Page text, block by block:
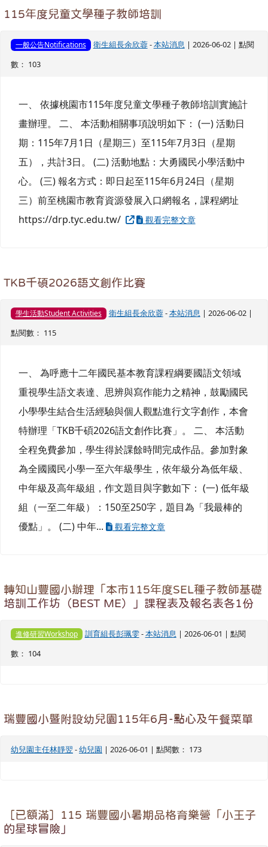
115年度兒童文學種子教師培訓
一般公告Notifications 衛生組長余欣蓉-本站消息 | 2026-06-02 | 點閱
數： 103
一、 依據桃園市115年度兒童文學種子教師培訓實施計
畫辦理。 二、 本活動相關事項說明如下： (一) 活動日
期：115年7月1日（星期三）至115年7月3日（星期
五），共計3日。 (二) 活動地點：大勇國民小學活動中
心。 (三) 報名方式：即日起至115年6月24日（星期
三）前至桃園市教育資源發展入口網報名，課程網址
https://drp.tyc.edu.tw/
觀看完整文章
TKB千碩2026語文創作比賽
學生活動Student Activities 衛生組長余欣蓉-本站消息 | 2026-06-02 |
點閱數： 115
一、 為呼應十二年國民基本教育課程綱要國語文領域
重視學生語文表達、思辨與寫作能力之精神，鼓勵國民
小學學生結合生活經驗與個人觀點進行文字創作，本會
特辦理「TKB千碩2026語文創作比賽」。 二、 本活動
全程免費參加，學生得於課餘時間完成作品。參加對象
為全國國民小學一至六年級學生，依年級分為低年級、
中年級及高年級組，作文題目與字數如下： (一) 低年級
組（一至二年級）：150至250字，題目為「我最棒的
優點」。 (二) 中年...
觀看完整文章
轉知山豐國小辦理「本市115年度SEL種子教師基礎
培訓工作坊（BEST ME）」課程表及報名表各1份
進修研習Workshop 訓育組長彭珮雯-本站消息 | 2026-06-01 | 點閱
數： 104
瑞豐國小暨附設幼兒園115年6月-點心及午餐菜單
幼兒園主任林靜翌 -幼兒園 | 2026-06-01 | 點閱數： 173
［已額滿］115 瑞豐國小暑期品格育樂營「小王子
的星球冒險」